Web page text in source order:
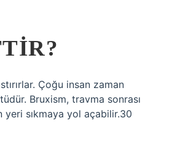
Çoğu insan zaman
Bruxism, travma sonrası
yeri sıkmaya yol açabilir.30